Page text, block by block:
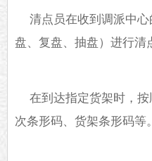
清点员在收到调派中
盘、复盘、抽盘）进行清
在到达指定货架时，
次条形码、货架条形码等。